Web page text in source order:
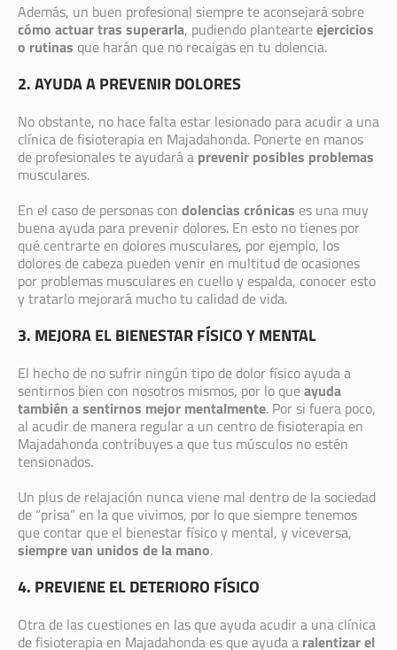
Además, un buen profesional siempre te aconsejará sobre
cómo actuar tras superarla, pudiendo plantearteejercicios
o rutinas que harán que no recaigas en tu dolencia.
2. AYUDA A PREVENIR DOLORES
No obstante, no hace falta estar lesionado para acudir a una
clínica de fisioterapia en Majadahonda. Ponerte en manos
de profesionales te ayudará a prevenir posibles problemas
musculares.
En el caso de personas con dolencias crónicas es una muy
buena ayuda para prevenir dolores. En esto no tienes por
qué centrarte en dolores musculares, por ejemplo, los
dolores de cabeza pueden venir en multitud de ocasiones
por problemas musculares en cuello y espalda, conocer esto
y tratarlo mejorará mucho tu calidad de vida.
3. MEJORA EL BIENESTAR FÍSICO Y MENTAL
El hecho de no sufrir ningún tipo de dolor físico ayuda a
sentirnos bien con nosotros mismos, por lo queayuda
también a sentirnos mejor mentalmente. Por si fuera poco,
al acudir de manera regular a un centro de fisioterapia en
Majadahonda contribuyes a que tus músculos no estén
tensionados.
Un plus de relajación nunca viene mal dentro de la sociedad
de “prisa” en la que vivimos, por lo que siempre tenemos
que contar que el bienestar físico y mental, y viceversa,
siempre van unidos de la mano.
4. PREVIENE EL DETERIORO FÍSICO
Otra de las cuestiones en las que ayuda acudir a una clínica
de fisioterapia en Majadahonda es que ayuda a ralentizar el